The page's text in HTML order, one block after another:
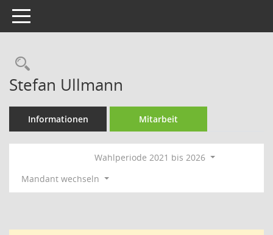
Toggle navigation
Rechercheauswahl
Stefan Ullmann
Informationen Mitarbeit
Wahlperiode 2021 bis 2026
Mandant wechseln